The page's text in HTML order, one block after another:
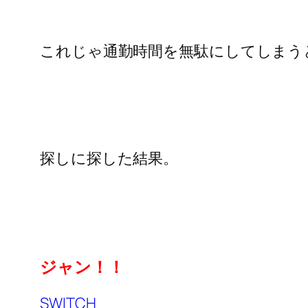
これじゃ通勤時間を無駄にしてしま
探しに探した結果。
ジャン！！
SWITCH